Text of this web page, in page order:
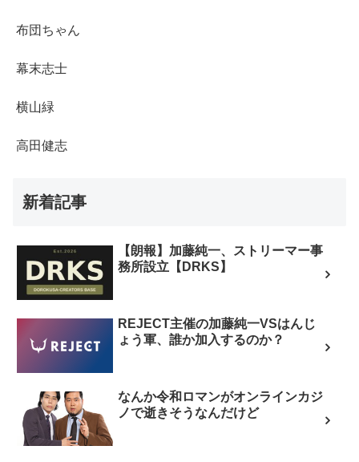
布団ちゃん
幕末志士
横山緑
高田健志
新着記事
【朗報】加藤純一、ストリーマー事
務所設立【DRKS】
REJECT主催の加藤純一VSはんじ
ょう軍、誰か加入するのか？
なんか令和ロマンがオンラインカジ
ノで逝きそうなんだけど